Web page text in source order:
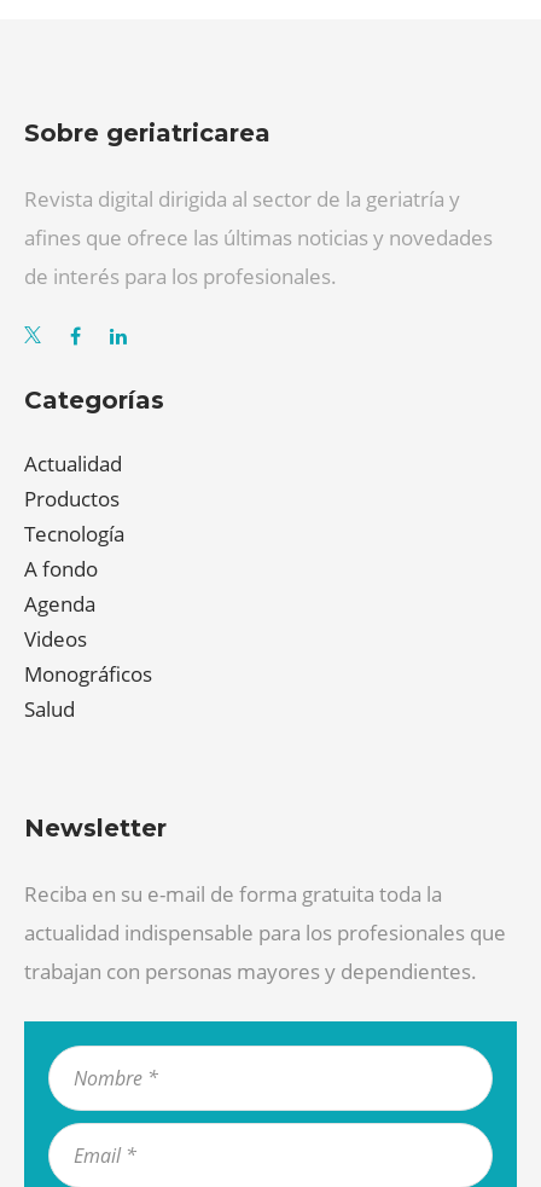
Sobre geriatricarea
Revista digital dirigida al sector de la geriatría y
afines que ofrece las últimas noticias y novedades
de interés para los profesionales.
Categorías
Actualidad
Productos
Tecnología
A fondo
Agenda
Videos
Monográficos
Salud
Newsletter
Reciba en su e-mail de forma gratuita toda la
actualidad indispensable para los profesionales que
trabajan con personas mayores y dependientes.